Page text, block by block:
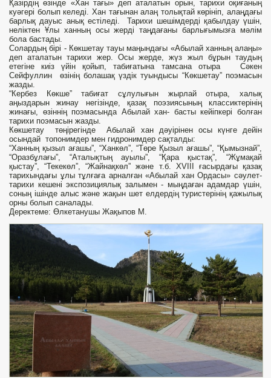
Қазірдің өзінде «Хан тағы» деп аталатын орын, тарихи оқиғаның
куәгері болып келеді. Хан тағынан алаң толықтай көрініп, алаңдағы
барлық дауыс анық естіледі. Тарихи шешімдерді қабылдау үшін,
неліктен Ұлы ханның осы жерді таңдағаны барлығымызға мәлім
бола бастады.
Солардың бірі - Көкшетау тауы маңындағы «Абылай ханның алаңы»
деп аталатын тарихи жер. Осы жерде, жүз жыл бұрын таудың
етегіне киіз үйін қойып, табиғатына тамсана отыра Сәкен
Сейфуллин өзінің болашақ үздік туындысы “Көкшетау” поэмасын
жазды.
“Кербез Көкше” табиғат сұлулығын жырлай отыра, халық
аңыздарын жинау негізінде, қазақ поэзиясының классиктерінің
жинағы, өзіннің поэмасында Абылай хан- басты кейіпкері болған
тарихи поэмасын жазды.
Көкшетау төңірегінде Абылай хан дәуірінен осы күнге дейін
осындай топонимдер мен гидронимдер сақталды:
“Ханның қызыл ағашы”, “Ханкөл”, “Төре Қызыл ағашы”, “Қымызнай”,
“Оразбұлағы”, “Аталықтың ауылы”, “Қара қыстақ”, “Жұмақай
қыстау”, “Текекөл”, “Жайнақкөл” және т.б. ХVІІІ ғасырдағы қазақ
тарихындағы ұлы тұлғаға арналған «Абылай хан Ордасы» сәулет-
тарихи кешені экспозициялық залымен - мыңдаған адамдар үшін,
соның ішінде алыс және жақын шет елдердің туристерінің қажылық
орны болып саналады.
Деректеме: Өлкетанушы Жақыпов М.